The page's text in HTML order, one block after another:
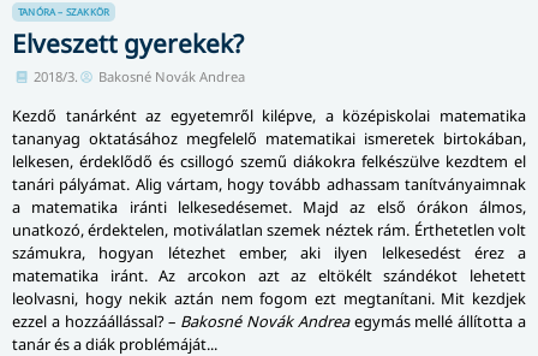
TANÓRA – SZAKKÖR
Elveszett gyerekek?
2018/3. Bakosné Novák Andrea
Kezdő tanárként az egyetemről kilépve, a középiskolai matematika
tananyag oktatásához megfelelő matematikai ismeretek birtokában,
lelkesen, érdeklődő és csillogó szemű diákokra felkészülve kezdtem el
tanári pályámat. Alig vártam, hogy tovább adhassam tanítványaimnak
a matematika iránti lelkesedésemet. Majd az első órákon álmos,
unatkozó, érdektelen, motiválatlan szemek néztek rám. Érthetetlen volt
számukra, hogyan létezhet ember, aki ilyen lelkesedést érez a
matematika iránt. Az arcokon azt az eltökélt szándékot lehetett
leolvasni, hogy nekik aztán nem fogom ezt megtanítani. Mit kezdjek
ezzel a hozzáállással? – Bakosné Novák Andreaegymás mellé állította a
tanár és a diák problémáját...